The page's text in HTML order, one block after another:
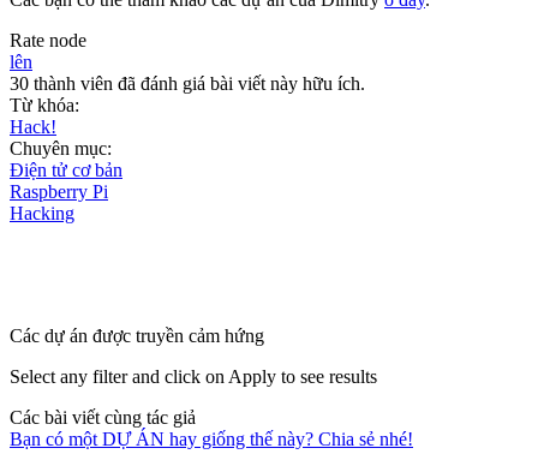
Rate node
lên
30 thành viên đã đánh giá bài viết này hữu ích.
Từ khóa:
Hack!
Chuyên mục:
Điện tử cơ bản
Raspberry Pi
Hacking
Các dự án được truyền cảm hứng
Select any filter and click on Apply to see results
Các bài viết cùng tác giả
Bạn có một DỰ ÁN hay giống thế này? Chia sẻ nhé!